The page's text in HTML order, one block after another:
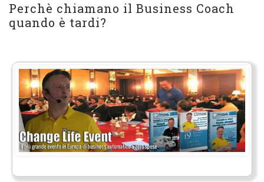
Perchè chiamano il Business Coach
quando è tardi?